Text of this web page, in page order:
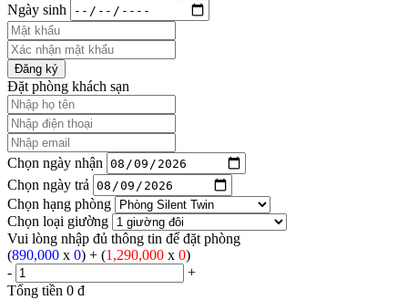
Ngày sinh
Đăng ký
Đặt phòng khách sạn
Chọn ngày nhận
Chọn ngày trả
Chọn hạng phòng
Chọn loại giường
Vui lòng nhập đủ thông tin để đặt phòng
(890,000 x 0) + (1,290,000 x 0)
-
+
Tổng tiền 0 đ